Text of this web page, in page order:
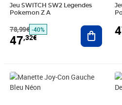
Jeu SWITCH SW2 Legendes
Pokemon Z A
78,99€ -40%
47,32€
Ajouter
Prix 48,92€